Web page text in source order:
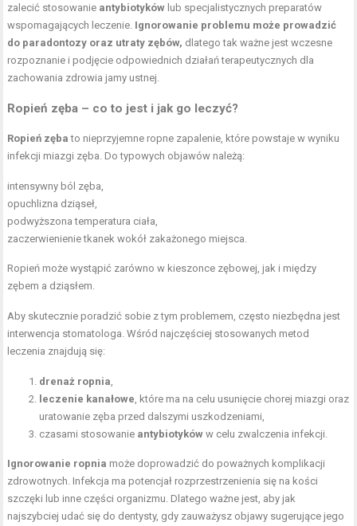
zalecić stosowanie antybiotyków lub specjalistycznych preparatów
wspomagających leczenie. Ignorowanie problemu może prowadzić
do paradontozy oraz utraty zębów, dlatego tak ważne jest wczesne
rozpoznanie i podjęcie odpowiednich działań terapeutycznych dla
zachowania zdrowia jamy ustnej.
Ropień zęba – co to jest i jak go leczyć?
Ropień zęba to nieprzyjemne ropne zapalenie, które powstaje w wyniku
infekcji miazgi zęba. Do typowych objawów należą:
intensywny ból zęba,
opuchlizna dziąseł,
podwyższona temperatura ciała,
zaczerwienienie tkanek wokół zakażonego miejsca.
Ropień może wystąpić zarówno w kieszonce zębowej, jak i między
zębem a dziąsłem.
Aby skutecznie poradzić sobie z tym problemem, często niezbędna jest
interwencja stomatologa. Wśród najczęściej stosowanych metod
leczenia znajdują się:
drenaż ropnia
leczenie kanałowe , które ma na celu usunięcie chorej miazgi oraz
uratowanie zęba przed dalszymi uszkodzeniami,
czasami stosowanie antybiotyków w celu zwalczenia infekcji.
Ignorowanie ropnia może doprowadzić do poważnych komplikacji
zdrowotnych. Infekcja ma potencjał rozprzestrzenienia się na kości
szczęki lub inne części organizmu. Dlatego ważne jest, aby jak
najszybciej udać się do dentysty, gdy zauważysz objawy sugerujące jego